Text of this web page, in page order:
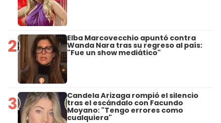
2 Elba Marcovecchio apuntó contra
Wanda Nara tras su regreso al país:
"Fue un show mediático"
3 Candela Arizaga rompió el silencio
tras el escándalo con Facundo
Moyano: "Tengo errores como
cualquiera"